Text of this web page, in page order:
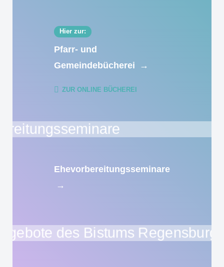
Hier zur:
Pfarr- und
Gemeindebücherei
→
ZUR ONLINE BÜCHEREI
Ehevorbereitungsseminare
→